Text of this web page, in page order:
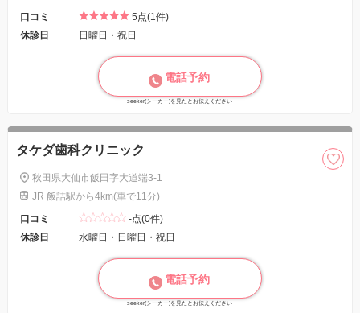
口コミ
5点(1件)
休診日
日曜日・祝日
電話予約
seeker(シーカー)を見たとお伝えください
タケダ歯科クリニック
秋田県大仙市飯田字大道端3-1
JR 飯詰駅から4km(車で11分)
口コミ
-点(0件)
休診日
水曜日・日曜日・祝日
電話予約
seeker(シーカー)を見たとお伝えください